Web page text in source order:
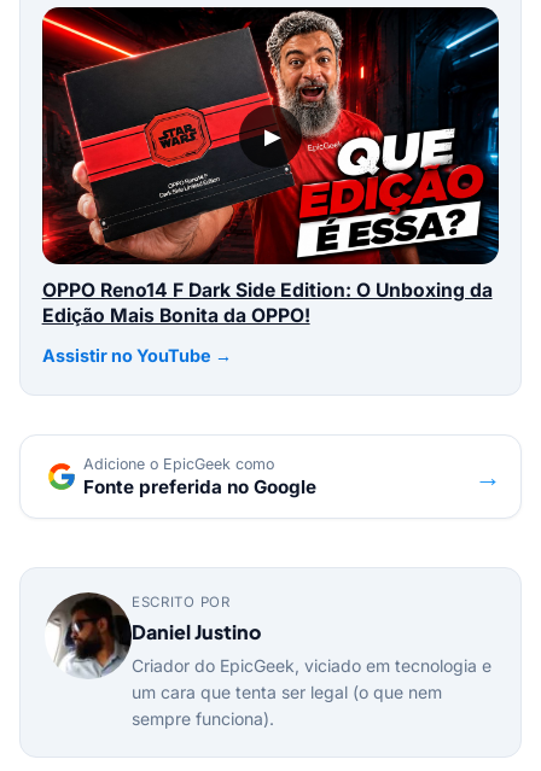
▶
OPPO Reno14 F Dark Side Edition: O Unboxing da
Edição Mais Bonita da OPPO!
Assistir no YouTube →
Adicione o EpicGeek como
Fonte preferida no Google →
ESCRITO POR
Daniel Justino
Criador do EpicGeek, viciado em tecnologia e
um cara que tenta ser legal (o que nem
sempre funciona).